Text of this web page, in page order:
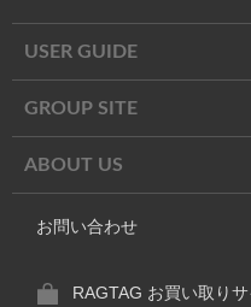
USER GUIDE
GROUP SITE
ABOUT US
お問い合わせ
RAGTAG お買い取りサ